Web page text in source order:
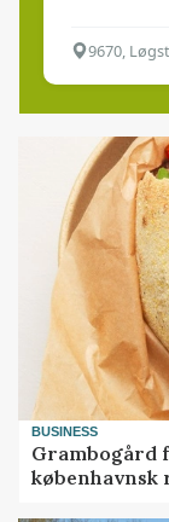
9670,
BUSINESS
Grambogård